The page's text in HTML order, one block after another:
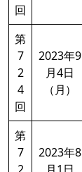
回
第
7
2
4
回
2023年9
月4日
（月）
第
7
2023年8